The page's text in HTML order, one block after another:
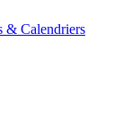
& Calendriers